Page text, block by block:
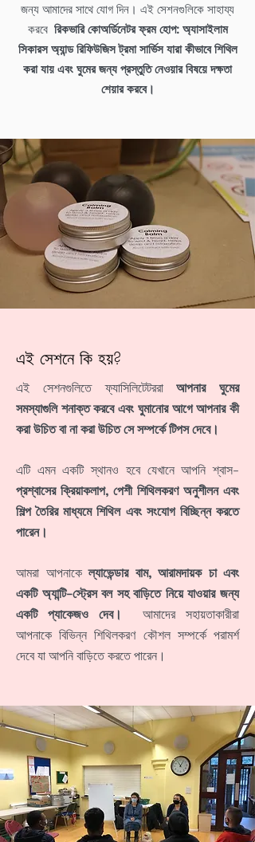
জন্য আমাদের সাথে যোগ দিন। এই সেশনগুলিকে সাহায্য
করবে রিকভারি কোঅর্ডিনেটর ফ্রম হোপ: অ্যাসাইলাম
সিকারস অ্যান্ড রিফিউজিস ট্রমা সার্ভিস যারা কীভাবে শিথিল
করা যায় এবং ঘুমের জন্য প্রস্তুতি নেওয়ার বিষয়ে দক্ষতা
শেয়ার করবে।
এই সেশনে কি হয়?
এই সেশনগুলিতে ফ্যাসিলিটেটররাআপনার ঘুমের
সমস্যাগুলি শনাক্ত করবে এবং ঘুমানোর আগে আপনার কী
করা উচিত বা না করা উচিত সে সম্পর্কে টিপস দেবে।
এটি এমন একটি স্থানও হবে যেখানে আপনি শ্বাস-
প্রশ্বাসের ক্রিয়াকলাপ, পেশী শিথিলকরণ অনুশীলন এবং
শিল্প তৈরির মাধ্যমে শিথিল এবং সংযোগ বিচ্ছিন্ন করতে
পারেন।
আমরা আপনাকেল্যাভেন্ডার বাম, আরামদায়ক চা এবং
একটি অ্যান্টি-স্ট্রেস বল সহ বাড়িতে নিয়ে যাওয়ার জন্য
একটি প্যাকেজও দেব।
আমাদের সহায়তাকারীরা
আপনাকে বিভিন্ন শিথিলকরণ কৌশল সম্পর্কে পরামর্শ
দেবে যা আপনি বাড়িতে করতে পারেন।